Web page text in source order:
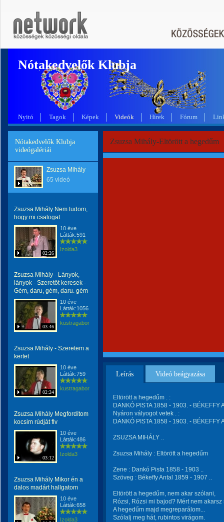
Nótakedvelők Klubja
Nyitó Tagok Képek Videók Hírek Fórum
Nótakedvelők Klubja
videógalériái
Zsuzsa Mihály
65 videó
Zsuzsa Mihály Nem tudom,
hogy mi csalogat
02:26
10 éve
Látták:591
Izolda3
Zsuzsa Mihály - Lányok,
lányok - Szeretőt keresek -
Gém, daru, gém, daru. gém
03:46
10 éve
Látták:1056
kustragabor
Zsuzsa Mihály - Szeretem a
kertet
02:24
10 éve
Látták:759
kustragabor
Zsuzsa Mihály Megfordítom
kocsim rúdját flv
03:12
10 éve
Látták:486
Izolda3
Zsuzsa Mihály Mikor én a
dalos madárt hallgatom
10 éve
Látták:658
Izolda3
Zsuzsa Mihály-Eltörött a hegedűm
Leírás Videó beágyazása
Eltörött a hegedűm . :
DANKÓ PISTA 1858 - 1903. - BÉKEFFY
Nyáron vályogot vetek . :
DANKÓ PISTA 1858 - 1903. - BÉKEFFY
ZSUZSA MIHÁLY ..
Zsuzsa Mihály : Eltörött a hegedűm
Zene : Dankó Pista 1858 - 1903 ..
Szöveg : Békeffy Antal 1859 - 1907 ..
Eltörött a hegedűm, nem akar szólani,
Rózsi, Rózsi mi bajod? Mért nem akarsz
A hegedűm majd megreparálom...
Szólalj meg hát, rubintos virágom.